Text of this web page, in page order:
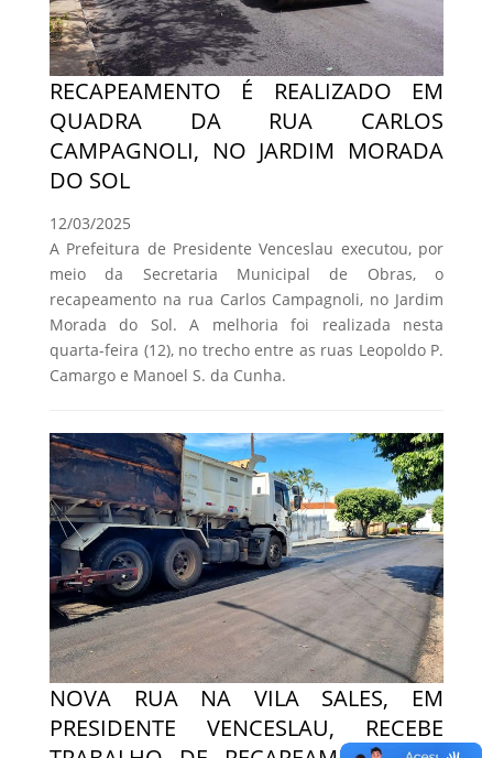
RECAPEAMENTO É REALIZADO EM
QUADRA DA RUA CARLOS
CAMPAGNOLI, NO JARDIM MORADA
DO SOL
12/03/2025
A Prefeitura de Presidente Venceslau executou, por
meio da Secretaria Municipal de Obras, o
recapeamento na rua Carlos Campagnoli, no Jardim
Morada do Sol. A melhoria foi realizada nesta
quarta-feira (12), no trecho entre as ruas Leopoldo P.
Camargo e Manoel S. da Cunha.
NOVA RUA NA VILA SALES, EM
PRESIDENTE VENCESLAU, RECEBE